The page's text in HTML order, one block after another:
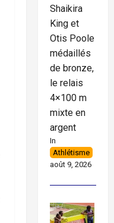
Shaikira
King et
Otis Poole
médaillés
de bronze,
le relais
4×100 m
mixte en
argent
In
Athlétisme
août 9, 2026